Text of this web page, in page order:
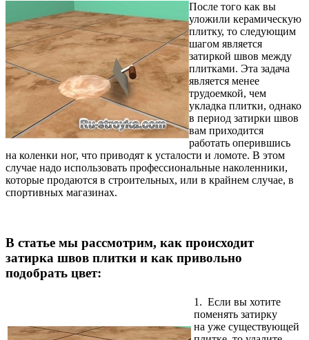
После того как вы
уложили керамическую
плитку, то следующим
шагом является
затиркой швов между
плитками. Эта задача
является менее
трудоемкой, чем
укладка плитки, однако
в период затирки швов
вам приходится
работать оперившись
на коленки ног, что приводят к усталости и ломоте. В этом
случае надо использовать профессиональные наколенники,
которые продаются в строительных, или в крайнем случае, в
спортивных магазинах.
В статье мы рассмотрим, как происходит
затирка швов плитки и как привольно
подобрать цвет:
1. Если вы хотите
поменять затирку
на уже существующей